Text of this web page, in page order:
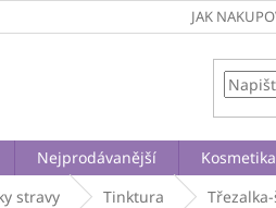
JAK
Nejprodávanější Kosmetika
stravy Tinktura